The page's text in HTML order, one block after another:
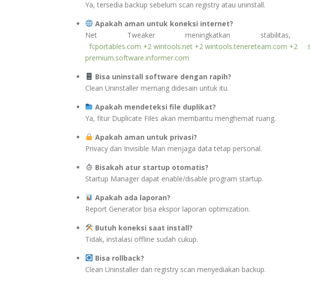
Ya, tersedia backup sebelum scan registry atau uninstall.
Apakah aman untuk koneksi internet?
Net Tweaker meningkatkan
fcportables.com +2 wintools.net +2 wintools.tenereteam.com +2
premium.software.informer.com
Bisa uninstall software dengan rapih?
Clean Uninstaller memang didesain untuk itu.
Apakah mendeteksi file duplikat?
Ya, fitur Duplicate Files akan membantu menghemat ruang.
Apakah aman untuk privasi?
Privacy dan Invisible Man menjaga data tetap personal.
Bisakah atur startup otomatis?
Startup Manager dapat enable/disable program startup.
Apakah ada laporan?
Report Generator bisa ekspor laporan optimization.
Butuh koneksi saat install?
Tidak, instalasi offline sudah cukup.
Bisa rollback?
Clean Uninstaller dan registry scan menyediakan backup.